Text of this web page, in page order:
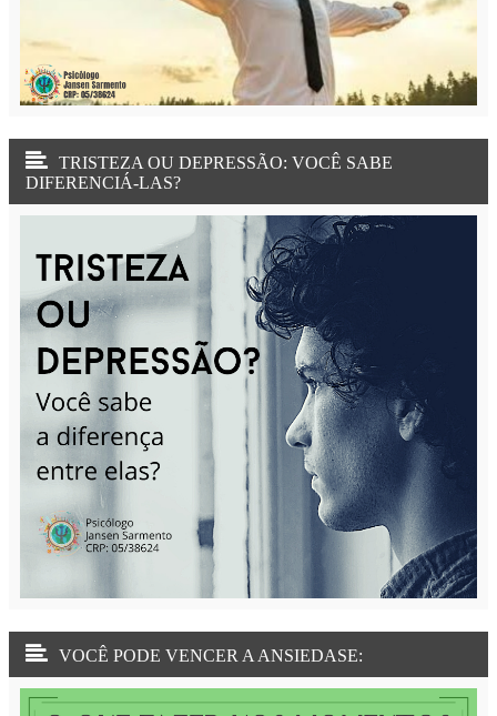
TRISTEZA OU DEPRESSÃO: VOCÊ SABE
DIFERENCIÁ-LAS?
VOCÊ PODE VENCER A ANSIEDASE: